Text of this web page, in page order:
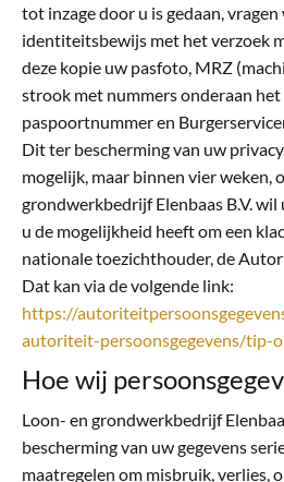
tot inzage door u is gedaan,
identiteitsbewijs met het verzoek
deze kopie uw pasfoto, MRZ
strook met nummers onderaan het
paspoortnummer en
Dit ter bescherming van uw
mogelijk, maar binnen vier weken,
grondwerkbedrijf Elenbaas B.V.
u de mogelijkheid heeft om een
nationale toezichthouder, de
Dat kan via de volgende link:
https://
autoriteit-persoonsgegevens/tip-
Hoe wij
Loon- en grondwerkbedrijf
bescherming van uw gegevens
maatregelen om misbruik, verlies,